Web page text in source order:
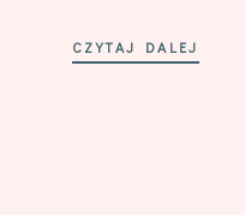
CZYTAJ DALEJ